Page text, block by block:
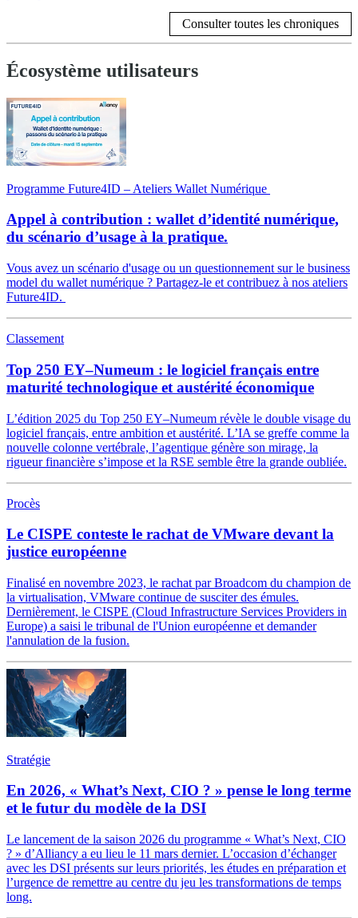
Consulter toutes les chroniques
Écosystème utilisateurs
Programme Future4ID – Ateliers Wallet Numérique
Appel à contribution : wallet d’identité numérique,
du scénario d’usage à la pratique.
Vous avez un scénario d'usage ou un questionnement sur le business
model du wallet numérique ? Partagez-le et contribuez à nos ateliers
Future4ID.
Classement
Top 250 EY–Numeum : le logiciel français entre
maturité technologique et austérité économique
L’édition 2025 du Top 250 EY–Numeum révèle le double visage du
logiciel français, entre ambition et austérité. L’IA se greffe comme la
nouvelle colonne vertébrale, l’agentique génère son mirage, la
rigueur financière s’impose et la RSE semble être la grande oubliée.
Procès
Le CISPE conteste le rachat de VMware devant la
justice européenne
Finalisé en novembre 2023, le rachat par Broadcom du champion de
la virtualisation, VMware continue de susciter des émules.
Dernièrement, le CISPE (Cloud Infrastructure Services Providers in
Europe) a saisi le tribunal de l'Union européenne et demander
l'annulation de la fusion.
Stratégie
En 2026, « What’s Next, CIO ? » pense le long terme
et le futur du modèle de la DSI
Le lancement de la saison 2026 du programme « What’s Next, CIO
? » d’Alliancy a eu lieu le 11 mars dernier. L’occasion d’échanger
avec les DSI présents sur leurs priorités, les études en préparation et
l’urgence de remettre au centre du jeu les transformations de temps
long.